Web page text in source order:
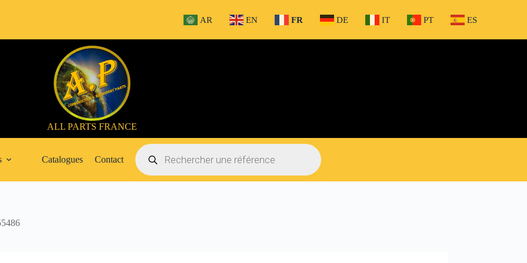
AR EN FR DE IT PT ES
ALL PARTS FRANCE
Catalogues Contact
Recherche
de
produits